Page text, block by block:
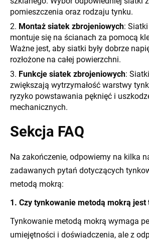
pomieszczenia oraz rodzaju tynku.
Montaż siatek zbrojeniowych:
montuje się na ścianach za pomocą
Ważne jest, aby siatki były dobrze
rozłożone na całej powierzchni.
Funkcje siatek zbrojeniowych:
zwiększają wytrzymałość warstwy
ryzyko powstawania pęknięć i
mechanicznych.
Sekcja FAQ
Na zakończenie, odpowiemy na kilka
zadawanych pytań dotyczących
metodą mokrą:
1. Czy tynkowanie metodą mokrą jest
Tynkowanie metodą mokrą wymaga
umiejętności i doświadczenia, ale z